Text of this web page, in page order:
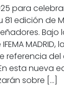
para
edición de
Bajo
MADRID,
referencia del
esta nueva
sobre […]